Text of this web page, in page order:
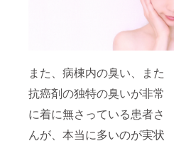
また、病棟内の臭い、また
抗癌剤の独特の臭いが非常
に着に無さっている患者さ
んが、本当に多いのが実状